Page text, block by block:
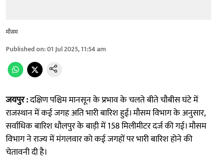
मौसम
Published on:01 Jul 2025, 11:54 am
जयपुर :दक्षिण पश्चिम मानसून के प्रभाव के चलते बीते चौबीस घंटे में
राजस्थान में कई जगह अति भारी बारिश हुई। मौसम विभाग के अनुसार,
सर्वाधिक बारिश धौलपुर के बाड़ी में 158 मिलीमीटर दर्ज की गई। मौसम
विभाग ने राज्य में मंगलवार को कई जगहों पर भारी बारिश होने की
चेतावनी दी है।